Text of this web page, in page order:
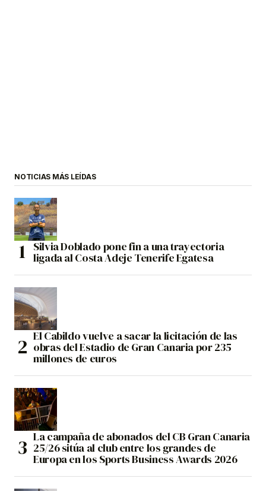
NOTICIAS MÁS LEÍDAS
Silvia Doblado pone fin a una trayectoria
ligada al Costa Adeje Tenerife Egatesa
El Cabildo vuelve a sacar la licitación de las
obras del Estadio de Gran Canaria por 235
millones de euros
La campaña de abonados del CB Gran Canaria
25/26 sitúa al club entre los grandes de
Europa en los Sports Business Awards 2026